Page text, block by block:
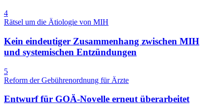
4
Rätsel um die Ätiologie von MIH
Kein eindeutiger Zusammenhang zwischen MIH
und systemischen Entzündungen
5
Reform der Gebührenordnung für Ärzte
Entwurf für GOÄ-Novelle erneut überarbeitet